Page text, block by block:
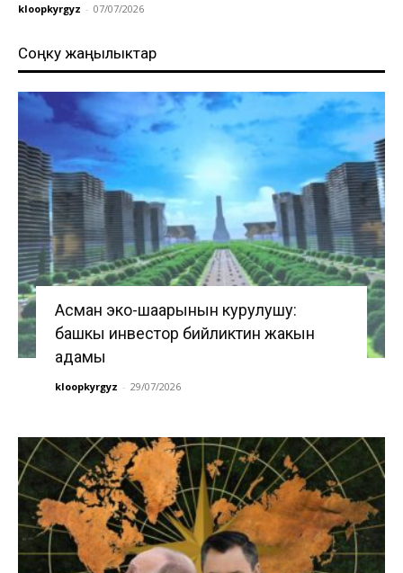
kloopkyrgyz - 07/07/2026
Соңку жаңылыктар
Асман эко-шаарынын курулушу:
башкы инвестор бийликтин жакын
адамы
kloopkyrgyz - 29/07/2026